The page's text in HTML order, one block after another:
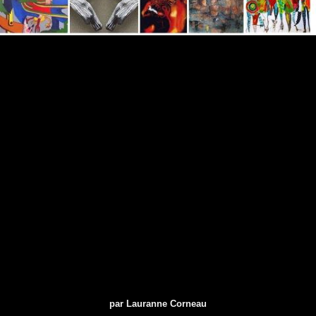
par Lauranne Corneau